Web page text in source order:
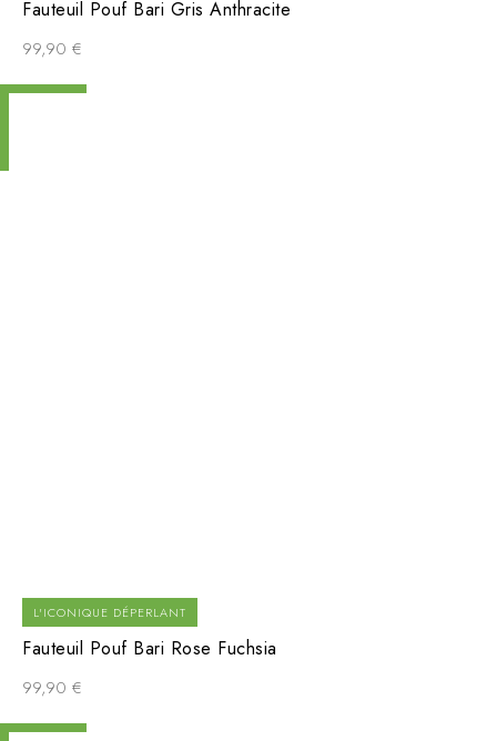
Fauteuil Pouf Bari Gris Anthracite
99,90 €
L'ICONIQUE DÉPERLANT
Fauteuil Pouf Bari Rose Fuchsia
99,90 €